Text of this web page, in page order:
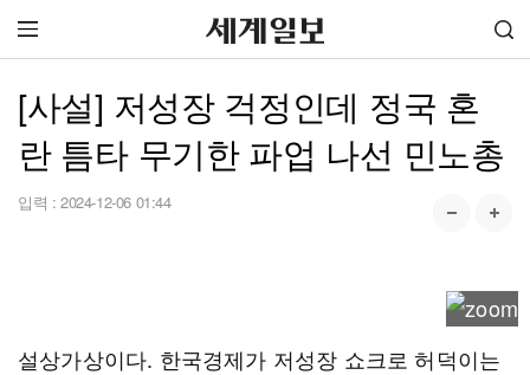
[사설] 저성장 걱정인데 정국 혼
란 틈타 무기한 파업 나선 민노총
입력 : 2024-12-06 01:44
설상가상이다. 한국경제가 저성장 쇼크로 허덕이는